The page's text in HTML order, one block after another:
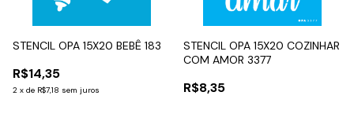
STENCIL OPA 15X20 BEBÊ 183
R$14,35
2 x de R$7,18 sem juros
STENCIL OPA 15X20 COZINHAR
COM AMOR 3377
R$8,35